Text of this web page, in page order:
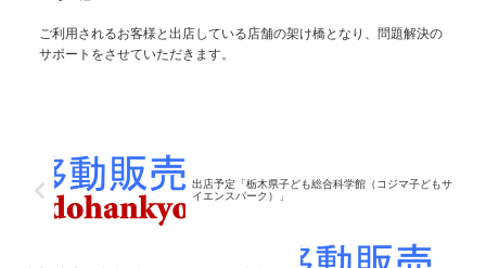
ご利用されるお客様と出店している店舗の架け橋となり、問題解決の
サポートをさせていただきます。
出店予定「栃木県子ども総合科学館（コジマ子どもサ
イエンスパーク）」